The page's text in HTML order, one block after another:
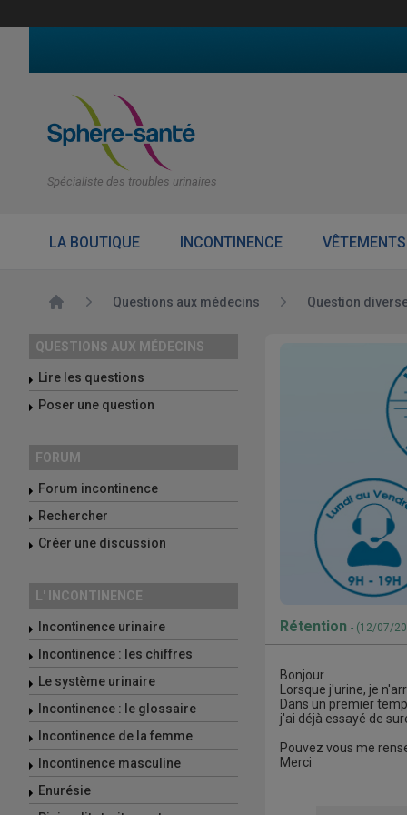
Spécialiste des troubles urinaires
LA BOUTIQUE INCONTINENCE VÊTEMENTS
Accueil Questions aux médecins Question
QUESTIONS AUX MÉDECINS
Lire les questions
Poser une question
FORUM
Forum incontinence
Rechercher
Créer une discussion
L' INCONTINENCE
Incontinence urinaire
Incontinence : les chiffres
Le système urinaire
Incontinence : le glossaire
Incontinence de la femme
Incontinence masculine
Enurésie
Rétention - (12/07/
Bonjour
Lorsque j'urine, je
Dans un premier
j'ai déjà essayé de
Pouvez vous me
Merci